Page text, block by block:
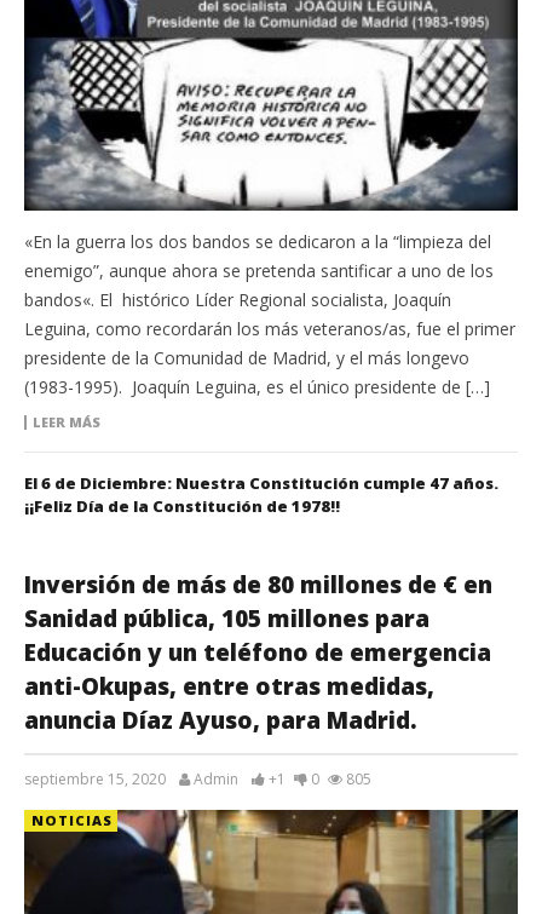
«En la guerra los dos bandos se dedicaron a la “limpieza del
enemigo”, aunque ahora se pretenda santificar a uno de los
bandos«. El histórico Líder Regional socialista, Joaquín
Leguina, como recordarán los más veteranos/as, fue el primer
presidente de la Comunidad de Madrid, y el más longevo
(1983-1995). Joaquín Leguina, es el único presidente de […]
LEER MÁS
El 6 de Diciembre: Nuestra Constitución cumple 47 años.
¡¡Feliz Día de la Constitución de 1978!!
Inversión de más de 80 millones de € en
Sanidad pública, 105 millones para
Educación y un teléfono de emergencia
anti-Okupas, entre otras medidas,
anuncia Díaz Ayuso, para Madrid.
septiembre 15, 2020 Admin +1 0 805
NOTICIAS